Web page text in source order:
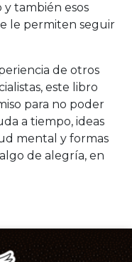
también esos
le permiten seguir
de otros
este libro
para no poder
a tiempo, ideas
mental y formas
de alegría, en